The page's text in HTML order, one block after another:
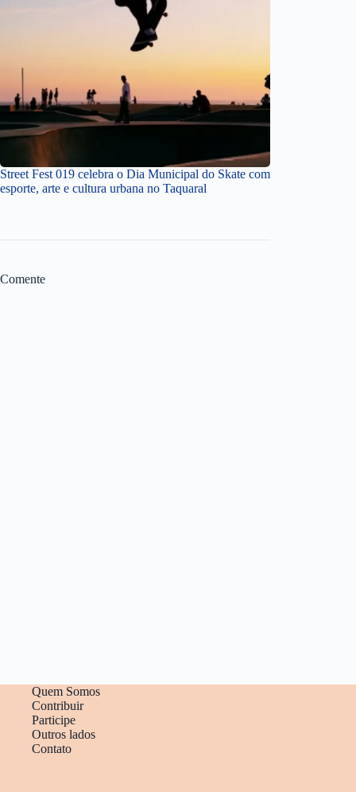
Street Fest 019 celebra o Dia Municipal do Skate com
esporte, arte e cultura urbana no Taquaral
Comente
Quem Somos
Contribuir
Participe
Outros lados
Contato